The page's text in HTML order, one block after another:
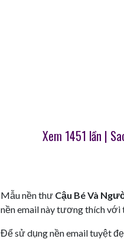
Xem 1451 lần |
Mẫu nền thư Cậu Bé Và
nền email này tương thích với
Để sử dụng nền email tuyệt